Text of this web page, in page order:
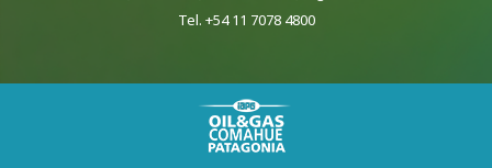
Tel. +54 11 7078 4800